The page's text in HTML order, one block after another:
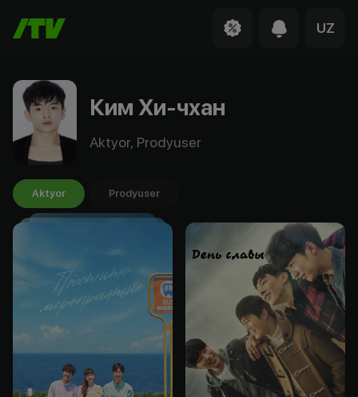
UZ
Ким Хи-чхан
Aktyor, Prodyuser
Aktyor Prodyuser